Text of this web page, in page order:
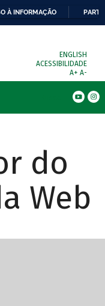
À INFORMAÇÃO
ENGLISH
ACESSIBILIDADE
A+ A-
do
Web